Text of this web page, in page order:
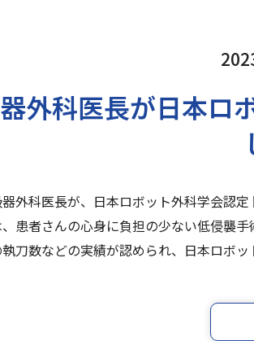
外科医長が日本ロ
外科医長が、日本ロボット外科学会認
患者さんの心身に負担の少ない低侵襲手
刀数などの実績が認められ、日本ロボ